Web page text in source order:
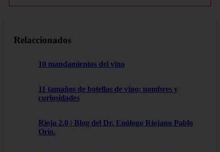
Relaccionados
10 mandamientos del vino
11 tamaños de botellas de vino: nombres y
curiosidades
Rioja 2.0 | Blog del Dr. Enólogo Riojano Pablo
Orio.